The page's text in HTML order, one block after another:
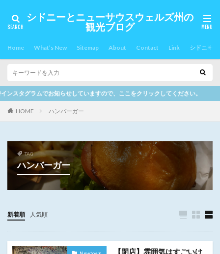
シドニーとニューサウスウェルズ州の
観光ブログ
Home What’s New Sitemap About Contact Link シドニー
いますので、ここをクリックしてください。
HOME ハンバーガー
TAG
ハンバーガー
新着順 人気順
Newtown
【閉店】雰囲気はすごいけ